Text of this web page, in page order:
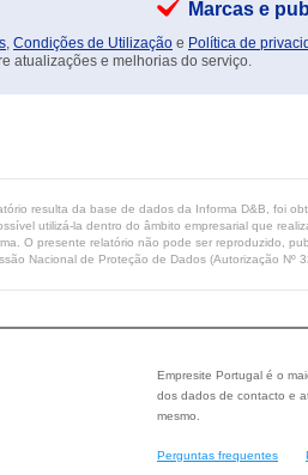
Marcas e
, Condições de Utilização e Política de
atualizações e melhorias do serviço.
resulta da base de dados da Informa D&B, foi
utilizá-la dentro do âmbito empresarial que
O presente relatório não pode ser reproduzido,
Nacional de Proteção de Dados (Autorização Nº
Empresite Portugal é o
dos dados de contacto e
mesmo.
Perguntas frequentes